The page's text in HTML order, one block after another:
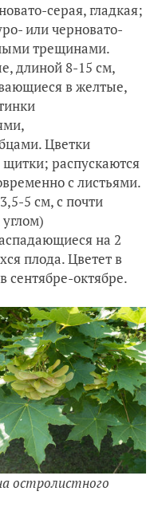
серая, гладкая;
или черновато-
трещинами.
длиной 8-15 см,
в желтые,
Цветки
распускаются
с листьями.
5 см, с почти
на 2
плода. Цветет в
сентябре-октябре.
остролистного